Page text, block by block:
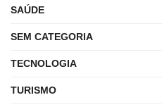
SAÚDE
SEM CATEGORIA
TECNOLOGIA
TURISMO